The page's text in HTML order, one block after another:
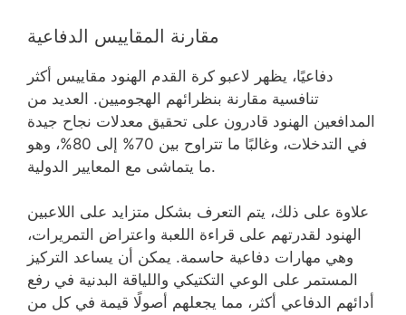
مقارنة المقاييس الدفاعية
دفاعيًا، يظهر لاعبو كرة القدم الهنود مقاييس أكثر
تنافسية مقارنة بنظرائهم الهجوميين. العديد من
المدافعين الهنود قادرون على تحقيق معدلات نجاح جيدة
في التدخلات، وغالبًا ما تتراوح بين 70% إلى 80%، وهو
ما يتماشى مع المعايير الدولية.
علاوة على ذلك، يتم التعرف بشكل متزايد على اللاعبين
الهنود لقدرتهم على قراءة اللعبة واعتراض التمريرات،
وهي مهارات دفاعية حاسمة. يمكن أن يساعد التركيز
المستمر على الوعي التكتيكي واللياقة البدنية في رفع
أدائهم الدفاعي أكثر، مما يجعلهم أصولًا قيمة في كل من